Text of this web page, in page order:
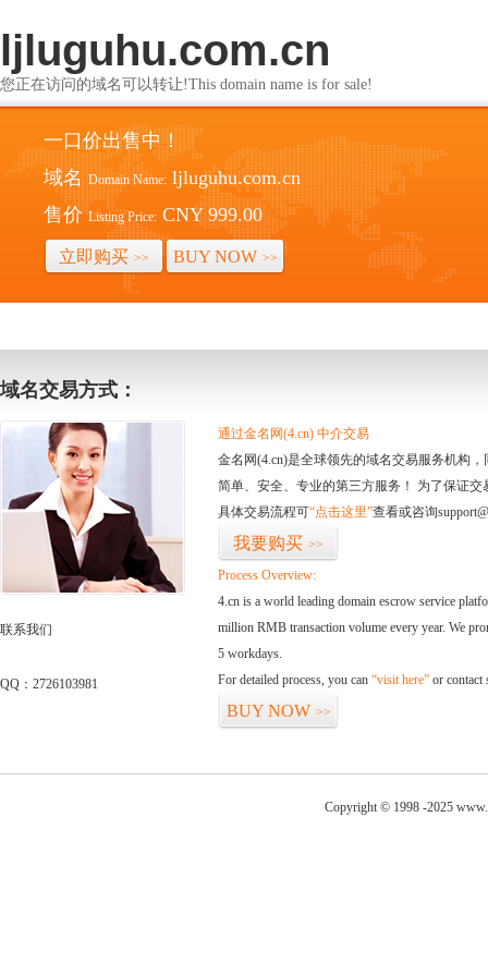
ljluguhu.com.cn
您正在访问的域名可以转让!This domain name is for sale!
一口价出售中！
域名 Domain Name: ljluguhu.com.cn
售价 Listing Price: CNY 999.00
立即购买 >> BUY NOW >>
域名交易方式：
联系我们
QQ：2726103981
通过金名网(4.cn) 中介交易
金名网(4.cn)是全球领先的域名交易服务机构
简单、安全、专业的第三方服务！ 为了保证
具体交易流程可“点击这里”查看或咨询
我要购买 >>
Process Overview:
4.cn is a world leading domain escrow service
million RMB transaction volume every year. We
5 workdays.
For detailed process, you can “visit here” or contact
BUY NOW >>
Copyright © 1998 -2025